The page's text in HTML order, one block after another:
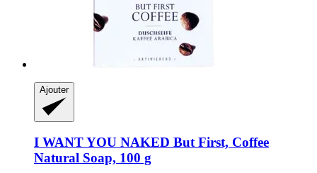
Ajouter
I WANT YOU NAKED But First, Coffee
Natural Soap, 100 g